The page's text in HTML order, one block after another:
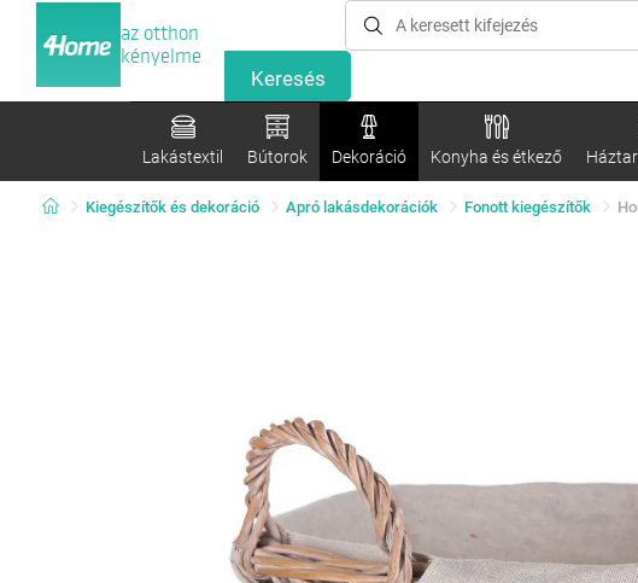
az otthon
kényelme
Lakástextil Bútorok Dekoráció Konyha és étkező
Kiegészítők és dekoráció Apró lakásdekorációk Fonott kiegészítők